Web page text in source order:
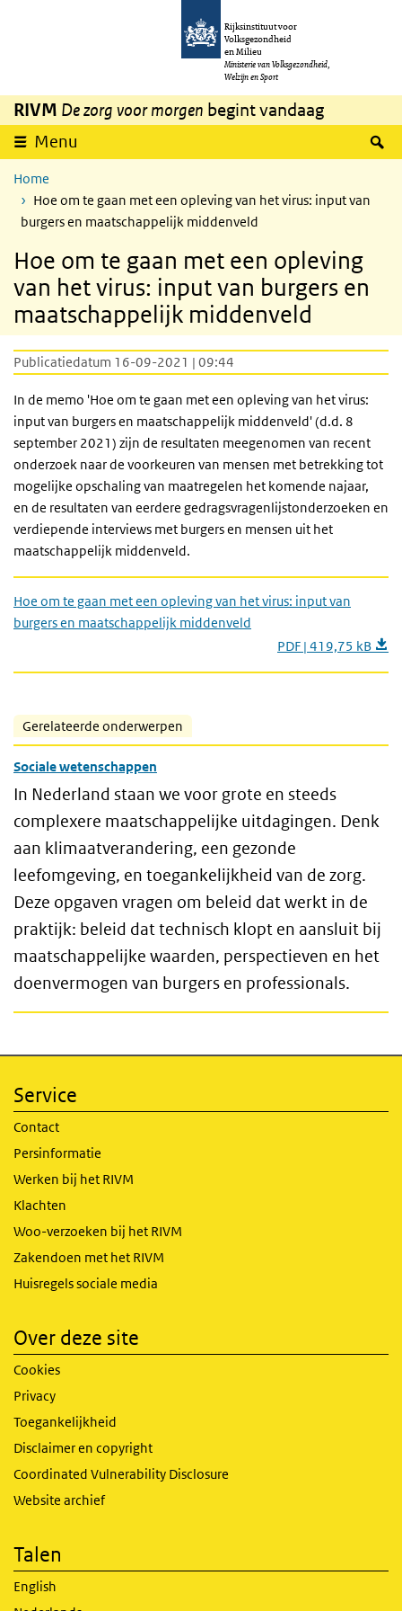
Overslaan en naar de inhoud gaan
Rijksinstituut voor
Volksgezondheid
en Milieu
Ministerie van Volksgezondheid,
Welzijn en Sport
RIVM De zorg voor morgen begint vandaag
Menu
Home
Hoe om te gaan met een opleving van het virus: input van
burgers en maatschappelijk middenveld
Hoe om te gaan met een opleving
van het virus: input van burgers en
maatschappelijk middenveld
Publicatiedatum 16-09-2021 | 09:44
In de memo 'Hoe om te gaan met een opleving van het virus:
input van burgers en maatschappelijk middenveld' (d.d. 8
september 2021) zijn de resultaten meegenomen van recent
onderzoek naar de voorkeuren van mensen met betrekking tot
mogelijke opschaling van maatregelen het komende najaar,
en de resultaten van eerdere gedragsvragenlijstonderzoeken en
verdiepende interviews met burgers en mensen uit het
maatschappelijk middenveld.
Hoe om te gaan met een opleving van het virus: input van
burgers en maatschappelijk middenveld
PDF | 419,75 kB
Gerelateerde onderwerpen
Sociale wetenschappen
In Nederland staan we voor grote en steeds
complexere maatschappelijke uitdagingen. Denk
aan klimaatverandering, een gezonde
leefomgeving, en toegankelijkheid van de zorg.
Deze opgaven vragen om beleid dat werkt in de
praktijk: beleid dat technisch klopt en aansluit bij
maatschappelijke waarden, perspectieven en het
doenvermogen van burgers en professionals.
Service
Contact
Persinformatie
Werken bij het RIVM
Klachten
Woo-verzoeken bij het RIVM
Zakendoen met het RIVM
Huisregels sociale media
Over deze site
Cookies
Privacy
Toegankelijkheid
Disclaimer en copyright
Coordinated Vulnerability Disclosure
Website archief
Talen
English